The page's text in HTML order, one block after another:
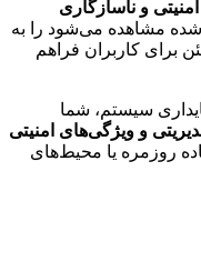
و ناسازگاری
مشاهده می‌شود را به
برای کاربران فراهم
سیستم، شما
و ویژگی‌های امنیتی
روزمره یا محیط‌های